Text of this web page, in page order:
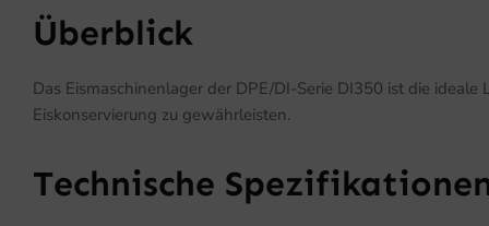
Überblick
Das Eismaschinenlager der DPE/DI-Serie DI350 ist die
Eiskonservierung zu gewährleisten.
Technische